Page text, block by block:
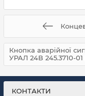
Кнопка аварійної
УРАЛ 24В 245.3710-
КОНТАКТИ